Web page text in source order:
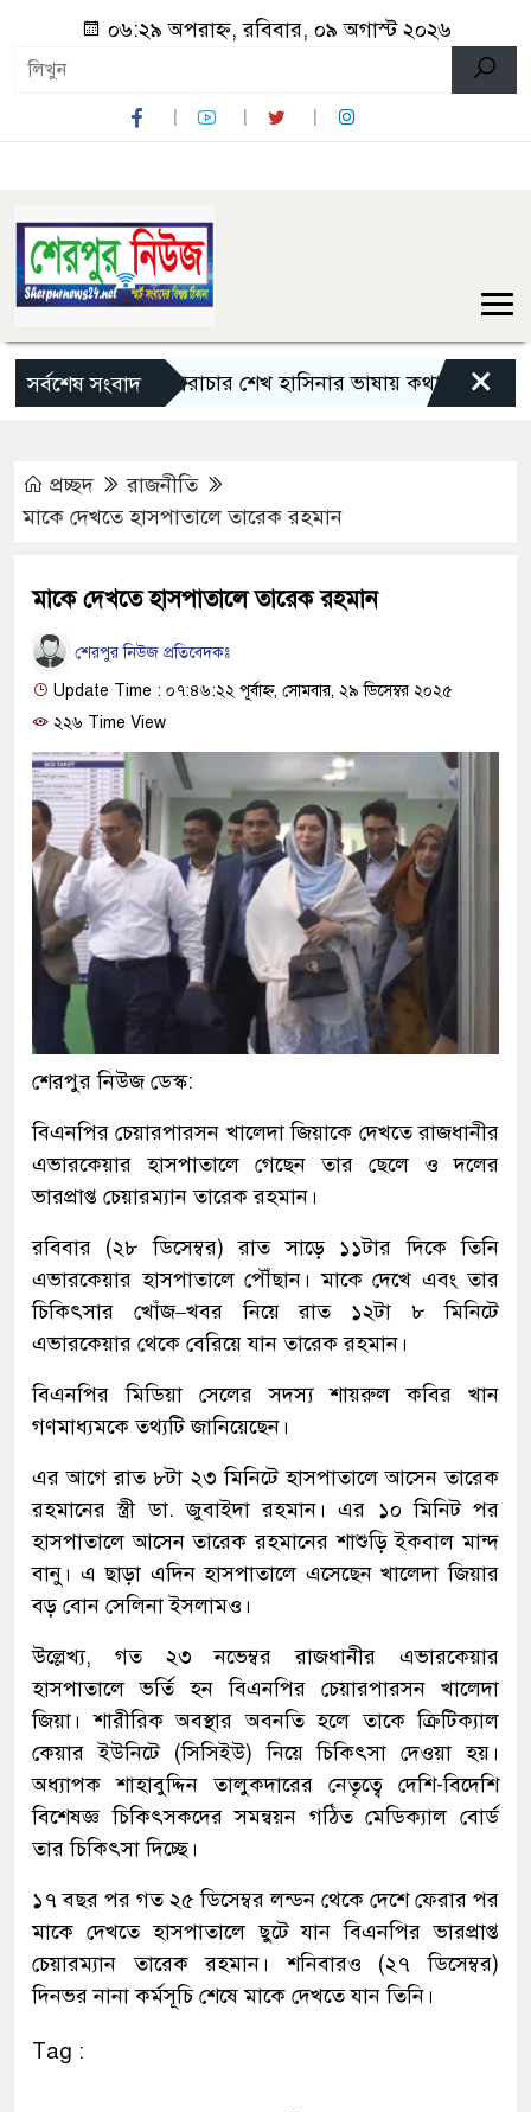
০৬:২৯ অপরাহ্ন, রবিবার, ০৯ অগাস্ট ২০২৬
সর্বশেষ সংবাদ
বিরোধী দল স্বৈরাচার শেখ হাসিনার ভাষায় কথা বলছে: মির্জা
×
প্রচ্ছদ
রাজনীতি
মাকে দেখতে হাসপাতালে তারেক রহমান
মাকে দেখতে হাসপাতালে তারেক রহমান
শেরপুর নিউজ প্রতিবেদকঃ
Update Time : ০৭:৪৬:২২ পূর্বাহ্ন, সোমবার, ২৯ ডিসেম্বর ২০২৫
২২৬ Time View
শেরপুর নিউজ ডেস্ক:
বিএনপির চেয়ারপারসন খালেদা জিয়াকে দেখতে রাজধানীর
এভারকেয়ার হাসপাতালে গেছেন তার ছেলে ও দলের
ভারপ্রাপ্ত চেয়ারম্যান তারেক রহমান।
রবিবার (২৮ ডিসেম্বর) রাত সাড়ে ১১টার দিকে তিনি
এভারকেয়ার হাসপাতালে পৌঁছান। মাকে দেখে এবং তার
চিকিৎসার খোঁজ–খবর নিয়ে রাত ১২টা ৮ মিনিটে
এভারকেয়ার থেকে বেরিয়ে যান তারেক রহমান।
বিএনপির মিডিয়া সেলের সদস্য শায়রুল কবির খান
গণমাধ্যমকে তথ্যটি জানিয়েছেন।
এর আগে রাত ৮টা ২৩ মিনিটে হাসপাতালে আসেন তারেক
রহমানের স্ত্রী ডা. জুবাইদা রহমান। এর ১০ মিনিট পর
হাসপাতালে আসেন তারেক রহমানের শাশুড়ি ইকবাল মান্দ
বানু। এ ছাড়া এদিন হাসপাতালে এসেছেন খালেদা জিয়ার
বড় বোন সেলিনা ইসলামও।
উল্লেখ্য, গত ২৩ নভেম্বর রাজধানীর এভারকেয়ার
হাসপাতালে ভর্তি হন বিএনপির চেয়ারপারসন খালেদা
জিয়া। শারীরিক অবস্থার অবনতি হলে তাকে ক্রিটিক্যাল
কেয়ার ইউনিটে (সিসিইউ) নিয়ে চিকিৎসা দেওয়া হয়।
অধ্যাপক শাহাবুদ্দিন তালুকদারের নেতৃত্বে দেশি-বিদেশি
বিশেষজ্ঞ চিকিৎসকদের সমন্বয়ন গঠিত মেডিক্যাল বোর্ড
তার চিকিৎসা দিচ্ছে।
১৭ বছর পর গত ২৫ ডিসেম্বর লন্ডন থেকে দেশে ফেরার পর
মাকে দেখতে হাসপাতালে ছুটে যান বিএনপির ভারপ্রাপ্ত
চেয়ারম্যান তারেক রহমান। শনিবারও (২৭ ডিসেম্বর)
দিনভর নানা কর্মসূচি শেষে মাকে দেখতে যান তিনি।
Tag :